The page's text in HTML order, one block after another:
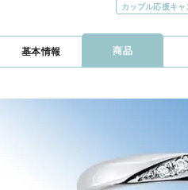
カップル応援キャ
基本情報 商品